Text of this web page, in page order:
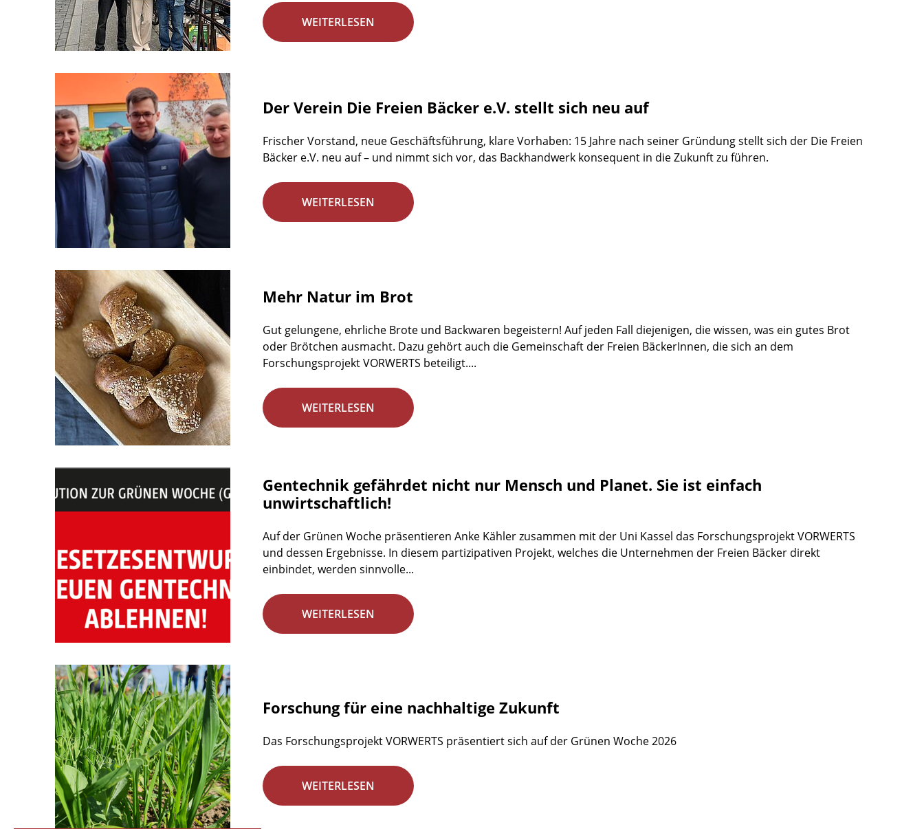
WEITERLESEN
Der Verein Die Freien Bäcker e.V. stellt sich neu auf
Frischer Vorstand, neue Geschäftsführung, klare Vorhaben: 15 Jahre nach seiner Gründung stellt sich der Die Freien
Bäcker e.V. neu auf – und nimmt sich vor, das Backhandwerk konsequent in die Zukunft zu führen.
WEITERLESEN
Mehr Natur im Brot
Gut gelungene, ehrliche Brote und Backwaren begeistern! Auf jeden Fall diejenigen, die wissen, was ein gutes Brot
oder Brötchen ausmacht. Dazu gehört auch die Gemeinschaft der Freien BäckerInnen, die sich an dem
Forschungsprojekt VORWERTS beteiligt....
WEITERLESEN
Gentechnik gefährdet nicht nur Mensch und Planet. Sie ist einfach
unwirtschaftlich!
Auf der Grünen Woche präsentieren Anke Kähler zusammen mit der Uni Kassel das Forschungsprojekt VORWERTS
und dessen Ergebnisse. In diesem partizipativen Projekt, welches die Unternehmen der Freien Bäcker direkt
einbindet, werden sinnvolle...
WEITERLESEN
Forschung für eine nachhaltige Zukunft
Das Forschungsprojekt VORWERTS präsentiert sich auf der Grünen Woche 2026
WEITERLESEN